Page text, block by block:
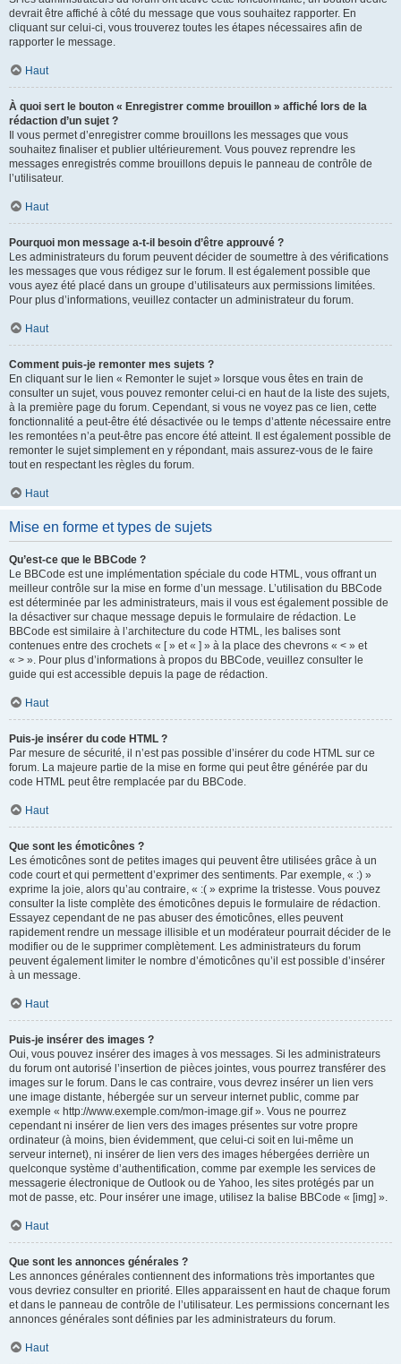
devrait être affiché à côté du message que vous souhaitez rapporter. En
cliquant sur celui-ci, vous trouverez toutes les étapes nécessaires afin de
rapporter le message.
Haut
À quoi sert le bouton « Enregistrer comme brouillon » affiché lors de la
rédaction d’un sujet ?
Il vous permet d’enregistrer comme brouillons les messages que vous
souhaitez finaliser et publier ultérieurement. Vous pouvez reprendre les
messages enregistrés comme brouillons depuis le panneau de contrôle de
l’utilisateur.
Haut
Pourquoi mon message a-t-il besoin d’être approuvé ?
Les administrateurs du forum peuvent décider de soumettre à des vérifications
les messages que vous rédigez sur le forum. Il est également possible que
vous ayez été placé dans un groupe d’utilisateurs aux permissions limitées.
Pour plus d’informations, veuillez contacter un administrateur du forum.
Haut
Comment puis-je remonter mes sujets ?
En cliquant sur le lien « Remonter le sujet » lorsque vous êtes en train de
consulter un sujet, vous pouvez remonter celui-ci en haut de la liste des sujets,
à la première page du forum. Cependant, si vous ne voyez pas ce lien, cette
fonctionnalité a peut-être été désactivée ou le temps d’attente nécessaire entre
les remontées n’a peut-être pas encore été atteint. Il est également possible de
remonter le sujet simplement en y répondant, mais assurez-vous de le faire
tout en respectant les règles du forum.
Haut
Mise en forme et types de sujets
Qu’est-ce que le BBCode ?
Le BBCode est une implémentation spéciale du code HTML, vous offrant un
meilleur contrôle sur la mise en forme d’un message. L’utilisation du BBCode
est déterminée par les administrateurs, mais il vous est également possible de
la désactiver sur chaque message depuis le formulaire de rédaction. Le
BBCode est similaire à l’architecture du code HTML, les balises sont
contenues entre des crochets « [ » et « ] » à la place des chevrons « < » et
« > ». Pour plus d’informations à propos du BBCode, veuillez consulter le
guide qui est accessible depuis la page de rédaction.
Haut
Puis-je insérer du code HTML ?
Par mesure de sécurité, il n’est pas possible d’insérer du code HTML sur ce
forum. La majeure partie de la mise en forme qui peut être générée par du
code HTML peut être remplacée par du BBCode.
Haut
Que sont les émoticônes ?
Les émoticônes sont de petites images qui peuvent être utilisées grâce à un
code court et qui permettent d’exprimer des sentiments. Par exemple, « :) »
exprime la joie, alors qu’au contraire, « :( » exprime la tristesse. Vous pouvez
consulter la liste complète des émoticônes depuis le formulaire de rédaction.
Essayez cependant de ne pas abuser des émoticônes, elles peuvent
rapidement rendre un message illisible et un modérateur pourrait décider de le
modifier ou de le supprimer complètement. Les administrateurs du forum
peuvent également limiter le nombre d’émoticônes qu’il est possible d’insérer
à un message.
Haut
Puis-je insérer des images ?
Oui, vous pouvez insérer des images à vos messages. Si les administrateurs
du forum ont autorisé l’insertion de pièces jointes, vous pourrez transférer des
images sur le forum. Dans le cas contraire, vous devrez insérer un lien vers
une image distante, hébergée sur un serveur internet public, comme par
exemple « http://www.exemple.com/mon-image.gif ». Vous ne pourrez
cependant ni insérer de lien vers des images présentes sur votre propre
ordinateur (à moins, bien évidemment, que celui-ci soit en lui-même un
serveur internet), ni insérer de lien vers des images hébergées derrière un
quelconque système d’authentification, comme par exemple les services de
messagerie électronique de Outlook ou de Yahoo, les sites protégés par un
mot de passe, etc. Pour insérer une image, utilisez la balise BBCode « [img] ».
Haut
Que sont les annonces générales ?
Les annonces générales contiennent des informations très importantes que
vous devriez consulter en priorité. Elles apparaissent en haut de chaque forum
et dans le panneau de contrôle de l’utilisateur. Les permissions concernant les
annonces générales sont définies par les administrateurs du forum.
Haut